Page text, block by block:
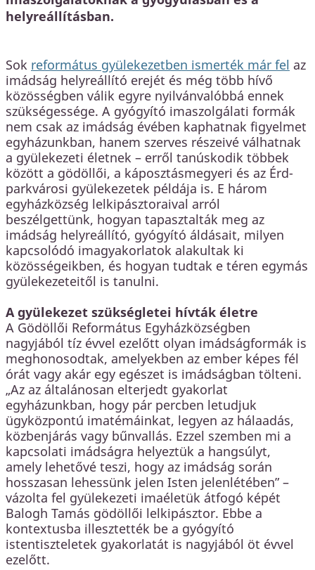
helyreállításban.
Sok református gyülekezetben ismerték már fel az
imádság helyreállító erejét és még több hívő
közösségben válik egyre nyilvánvalóbbá ennek
szükségessége. A gyógyító imaszolgálati formák
nem csak az imádság évében kaphatnak figyelmet
egyházunkban, hanem szerves részeivé válhatnak
a gyülekezeti életnek – erről tanúskodik többek
között a gödöllői, a káposztásmegyeri és az Érd-
parkvárosi gyülekezetek példája is. E három
egyházközség lelkipásztoraival arról
beszélgettünk, hogyan tapasztalták meg az
imádság helyreállító, gyógyító áldásait, milyen
kapcsolódó imagyakorlatok alakultak ki
közösségeikben, és hogyan tudtak e téren egymás
gyülekezeteitől is tanulni.
A gyülekezet szükségletei hívták életre
A Gödöllői Református Egyházközségben
nagyjából tíz évvel ezelőtt olyan imádságformák is
meghonosodtak, amelyekben az ember képes fél
órát vagy akár egy egészet is imádságban tölteni.
„Az az általánosan elterjedt gyakorlat
egyházunkban, hogy pár percben letudjuk
ügyközpontú imatémáinkat, legyen az hálaadás,
közbenjárás vagy bűnvallás. Ezzel szemben mi a
kapcsolati imádságra helyeztük a hangsúlyt,
amely lehetővé teszi, hogy az imádság során
hosszasan lehessünk jelen Isten jelenlétében” –
vázolta fel gyülekezeti imaéletük átfogó képét
Balogh Tamás gödöllői lelkipásztor. Ebbe a
kontextusba illesztették be a gyógyító
istentiszteletek gyakorlatát is nagyjából öt évvel
ezelőtt.